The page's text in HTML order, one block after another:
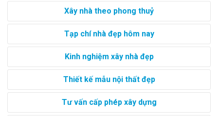
Xây nhà theo phong thuỷ
Tạp chí nhà đẹp hôm nay
Kinh nghiệm xây nhà đẹp
Thiết kế mẫu nội thất đẹp
Tư vấn cấp phép xây dựng